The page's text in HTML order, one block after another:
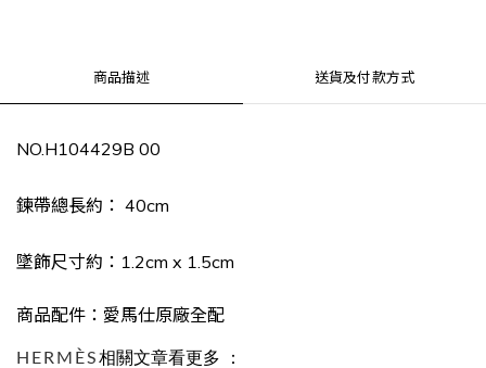
商品描述 送貨及付款方式
NO.H104429B 00
鍊帶總長約 ： 40cm
墜飾尺寸約：1.2cm x 1.5cm
商品配件：愛馬仕原廠全配
HERMÈS相關文章看更多 ：